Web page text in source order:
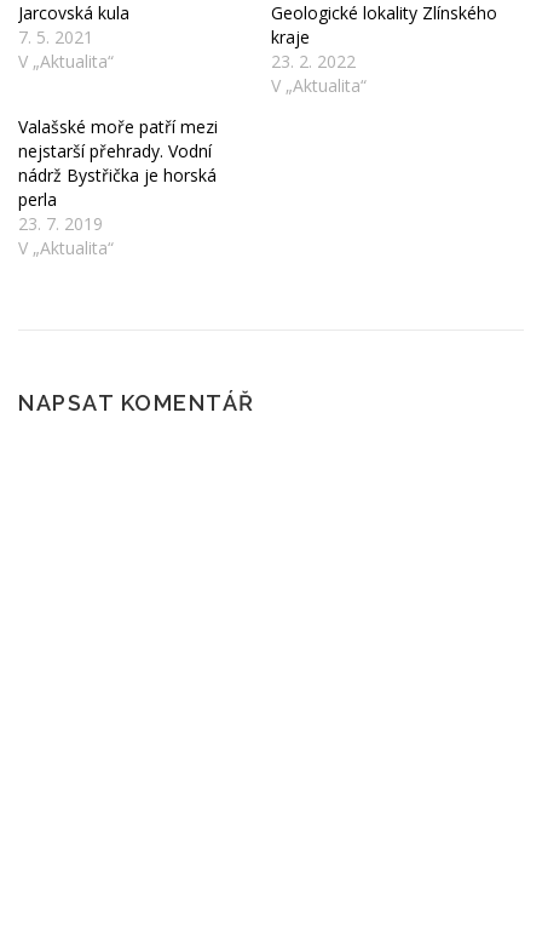
Jarcovská kula
7. 5. 2021
V „Aktualita“
Geologické lokality Zlínského
kraje
23. 2. 2022
V „Aktualita“
Valašské moře patří mezi
nejstarší přehrady. Vodní
nádrž Bystřička je horská
perla
23. 7. 2019
V „Aktualita“
NAPSAT KOMENTÁŘ